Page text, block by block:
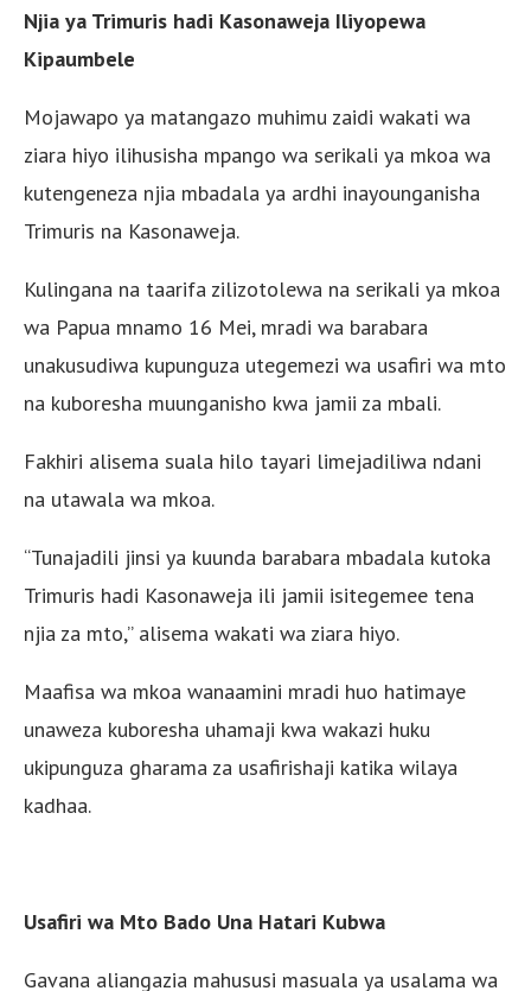
Njia ya Trimuris hadi Kasonaweja Iliyopewa
Kipaumbele
Mojawapo ya matangazo muhimu zaidi wakati wa
ziara hiyo ilihusisha mpango wa serikali ya mkoa wa
kutengeneza njia mbadala ya ardhi inayounganisha
Trimuris na Kasonaweja.
Kulingana na taarifa zilizotolewa na serikali ya mkoa
wa Papua mnamo 16 Mei, mradi wa barabara
unakusudiwa kupunguza utegemezi wa usafiri wa mto
na kuboresha muunganisho kwa jamii za mbali.
Fakhiri alisema suala hilo tayari limejadiliwa ndani
na utawala wa mkoa.
“Tunajadili jinsi ya kuunda barabara mbadala kutoka
Trimuris hadi Kasonaweja ili jamii isitegemee tena
njia za mto,” alisema wakati wa ziara hiyo.
Maafisa wa mkoa wanaamini mradi huo hatimaye
unaweza kuboresha uhamaji kwa wakazi huku
ukipunguza gharama za usafirishaji katika wilaya
kadhaa.
Usafiri wa Mto Bado Una Hatari Kubwa
Gavana aliangazia mahususi masuala ya usalama wa